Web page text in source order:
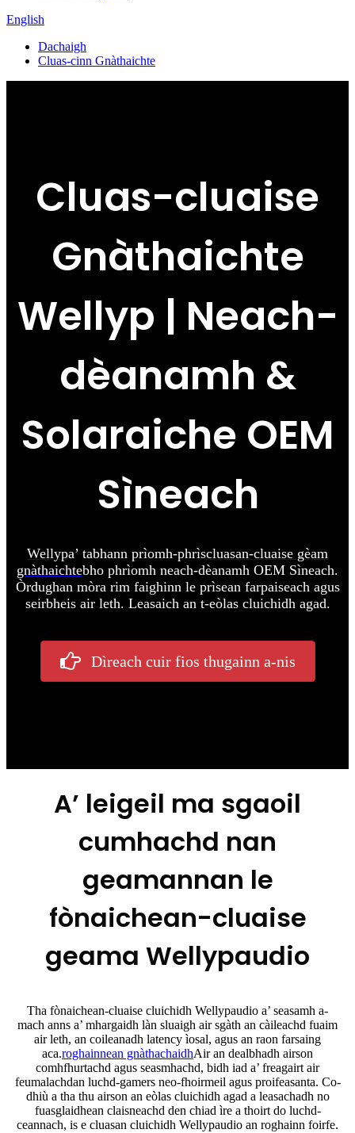
English
Dachaigh
Cluas-cinn Gnàthaichte
Cluas-cluaise
Gnàthaichte
Wellyp | Neach-
dèanamh &
Solaraiche OEM
Sìneach
Wellypa’ tabhann prìomh-phrìscluasan-cluaise gèam
gnàthaichtebho phrìomh neach-dèanamh OEM Sìneach.
Òrdughan mòra rim faighinn le prìsean farpaiseach agus
seirbheis air leth. Leasaich an t-eòlas cluichidh agad.
Dìreach cuir fios thugainn a-nis
A’ leigeil ma sgaoil
cumhachd nan
geamannan le
fònaichean-cluaise
geama Wellypaudio
Tha fònaichean-cluaise cluichidh Wellypaudio a’ seasamh a-
mach anns a’ mhargaidh làn sluaigh air sgàth an càileachd fuaim
air leth, an coileanadh latency ìosal, agus an raon farsaing
aca.roghainnean gnàthachaidhAir an dealbhadh airson
comhfhurtachd agus seasmhachd, bidh iad a’ freagairt air
feumalachdan luchd-gamers neo-fhoirmeil agus proifeasanta. Co-
dhiù a tha thu airson an eòlas cluichidh agad a leasachadh no
fuasglaidhean claisneachd den chiad ìre a thoirt do luchd-
ceannach, is e cluasan cluichidh Wellypaudio an roghainn foirfe.